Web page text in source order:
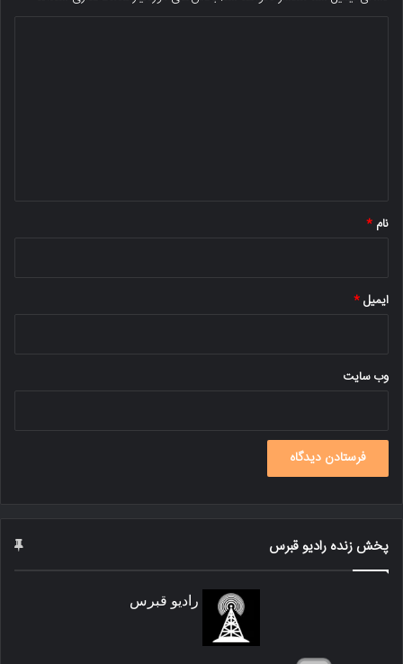
نام *
ایمیل*
وب‌ سایت
پخش زنده رادیو قبرس
رادیو قبرس